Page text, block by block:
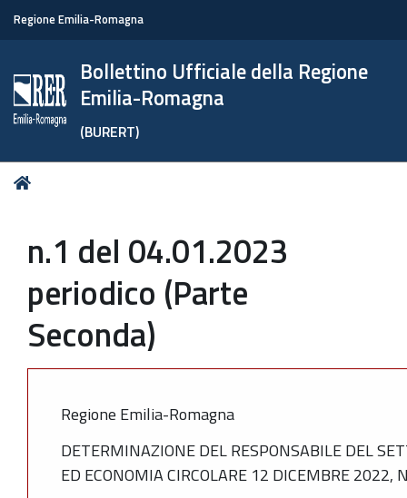
Regione Emilia-Romagna
Bollettino Ufficiale della Regione
Emilia-Romagna
(BURERT)
Tu
n.1 del 04.01.2023
periodico (Parte
Seconda)
Regione Emilia-Romagna
DETERMINAZIONE DEL RESPONSABILE DEL
ED ECONOMIA CIRCOLARE 12 DICEMBRE 2022,